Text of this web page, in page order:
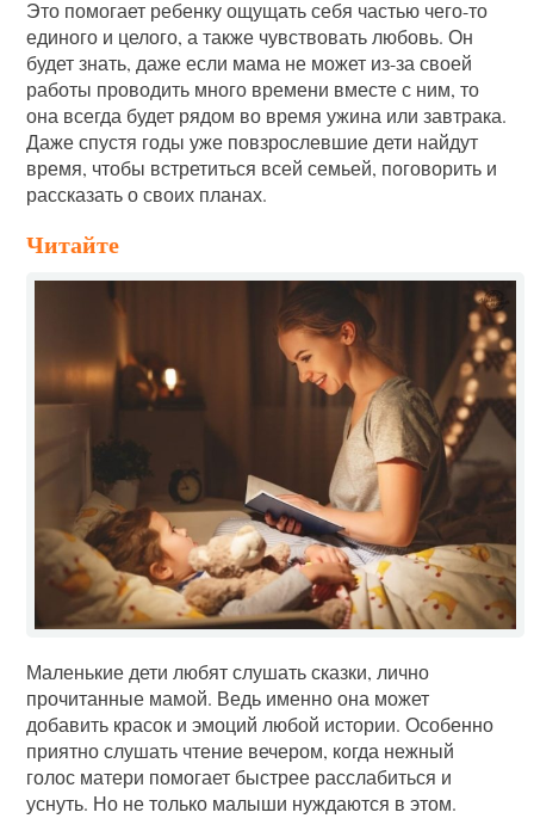
Это помогает ребенку ощущать себя частью чего-то
единого и целого, а также чувствовать любовь. Он
будет знать, даже если мама не может из-за своей
работы проводить много времени вместе с ним, то
она всегда будет рядом во время ужина или завтрака.
Даже спустя годы уже повзрослевшие дети найдут
время, чтобы встретиться всей семьей, поговорить и
рассказать о своих планах.
Читайте
Маленькие дети любят слушать сказки, лично
прочитанные мамой. Ведь именно она может
добавить красок и эмоций любой истории. Особенно
приятно слушать чтение вечером, когда нежный
голос матери помогает быстрее расслабиться и
уснуть. Но не только малыши нуждаются в этом.